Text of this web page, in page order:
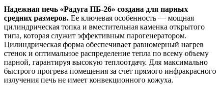
Надежная печь «Радуга ПБ-26» создана для парных
средних размеров. Ее ключевая особенность — мощная
цилиндрическая топка и вместительная каменка открытого
типа, которая служит эффективным парогенератором.
Цилиндрическая форма обеспечивает равномерный нагрев
стенок и оптимальное распределение тепла по всему объему
парной, гарантируя высокую теплоотдачу. Для максимально
быстрого прогрева помещения за счет прямого инфракрасного
излучения печь не имеет конвекционного кожуха.